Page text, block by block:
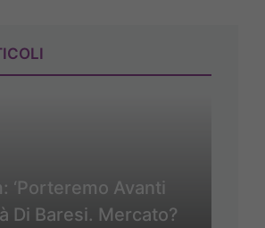
‘Porteremo Avanti
Di Baresi. Mercato?